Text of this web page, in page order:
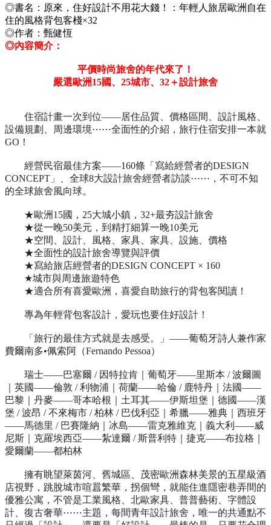
◎書名：原來，住好設計不用花大錢！：年輕人旅居歐洲自在
住的風格背包客棧×32
◎作者：甄健恆
◎內容簡介：
平價時尚旅舍的年代來了！
嚴選歐洲15國、25城市、32＋設計旅舍
住宿計畫一次到位——居住品質、價格區間、設計風格、
設備規劃、周邊環境⋯⋯全面性的介紹，旅行住宿安排一本就
GO！
經營民宿最佳方案——160條「寫給經營者的DESIGN
CONCEPT」、全球8大設計旅舍經營者訪談⋯⋯，不可不知
的全球旅舍風向球。
★歐洲15國，25大城小鎮，32+最夯設計旅舍
★從一晚50美元，到精打細算一晚10美元
★空間、設計、風格、家具、家具、設施、價格
★全面性的設計旅舍導覽與評價
★寫給旅店經營者的DESIGN CONCEPT × 160
★城市與周邊旅遊特色
★適合所有喜愛歐洲，喜愛自助旅行的背包客閱讀！
專為年輕背包客設計，愛玩也要住好設計！
「旅行的最佳方式就是去感受。」——葡萄牙詩人兼作家
費爾南多•佩索阿（Fernando Pessoa）
瑞士——巴塞爾 / 因特拉肯｜葡萄牙——里斯本 / 波爾圖
｜英國——倫敦 / 利物浦｜荷蘭——哈倫 / 鹿特丹｜法國——
巴黎｜丹麥——哥本哈根｜土耳其——伊斯坦堡｜德國——漢
堡 / 波昂 / 不來梅市 / 柏林 / 巴伐利亞｜希臘——雅典｜西班牙
——馬德里 / 巴賽隆納｜冰島——雷克雅維克｜義大利——威
尼斯｜克羅埃西亞——紮達爾 / 斯普利特｜捷克——布拉格｜
愛爾蘭——都柏林
擁有眺望萊茵河、舊城區、茂密歐洲森林美景的五星級酒
店視野，跳脫城市喧囂繁華，拐個彎，就能住進隱密巷弄間的
優雅公寓，不管是工業風格、北歐家具、普普藝術、字體設
計、復古奢華⋯⋯主題，每間青年設計旅舍，唯一的共通點不